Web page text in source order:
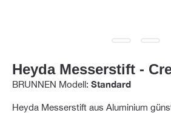
Heyda Messerstift -
BRUNNEN Modell: Standard
Heyda Messerstift aus Aluminium